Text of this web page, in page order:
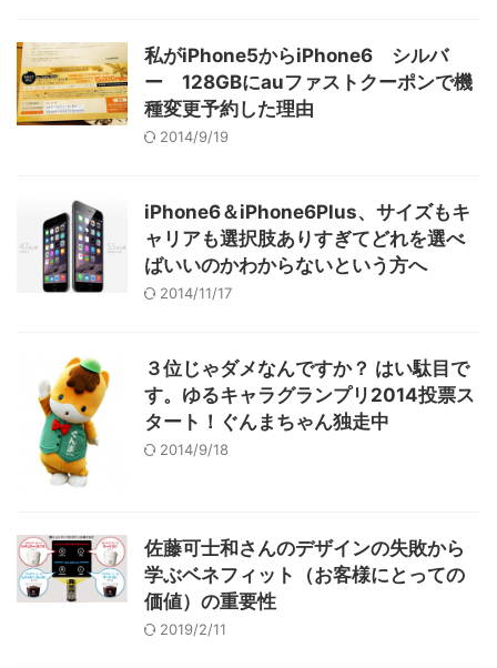
私がiPhone5からiPhone6 シルバ
ー 128GBにauファストクーポンで機
種変更予約した理由
2014/9/19
iPhone6＆iPhone6Plus、サイズもキ
ャリアも選択肢ありすぎてどれを選べ
ばいいのかわからないという方へ
2014/11/17
３位じゃダメなんですか？ はい駄目で
す。ゆるキャラグランプリ2014投票ス
タート！ぐんまちゃん独走中
2014/9/18
佐藤可士和さんのデザインの失敗から
学ぶベネフィット（お客様にとっての
価値）の重要性
2019/2/11